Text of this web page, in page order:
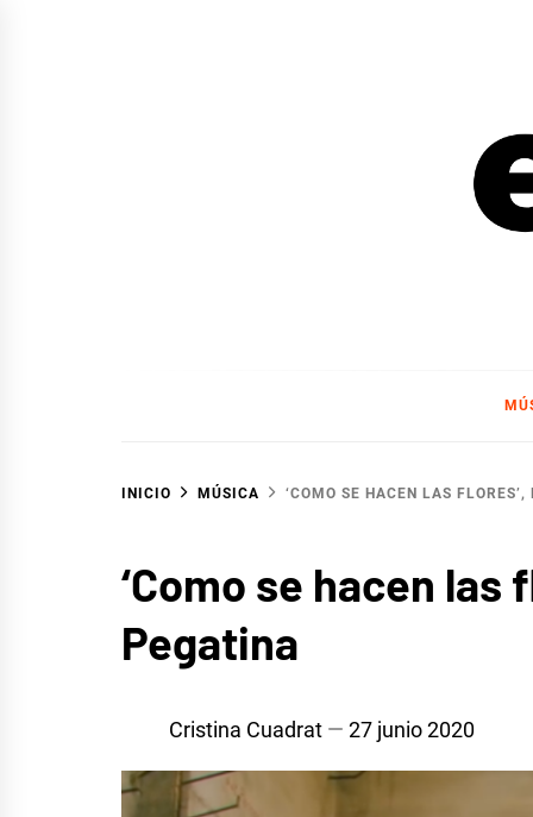
EL
INICIO MÚSICA ‘COMO SE HACEN LAS
‘Como se hacen
Pegatina
Cristina Cuadrat 27 junio 2020